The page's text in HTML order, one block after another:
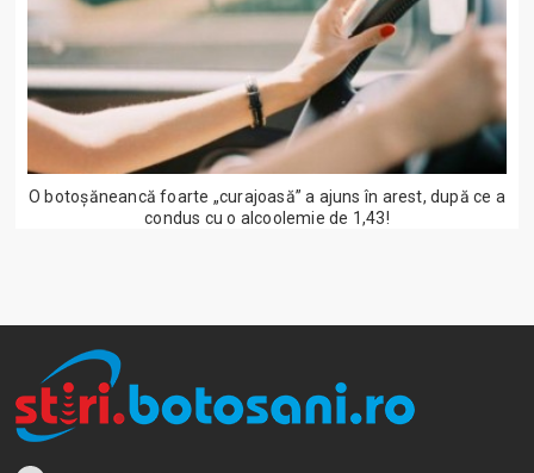
O botoșăneancă foarte „curajoasă” a ajuns în arest, după ce a
condus cu o alcoolemie de 1,43!